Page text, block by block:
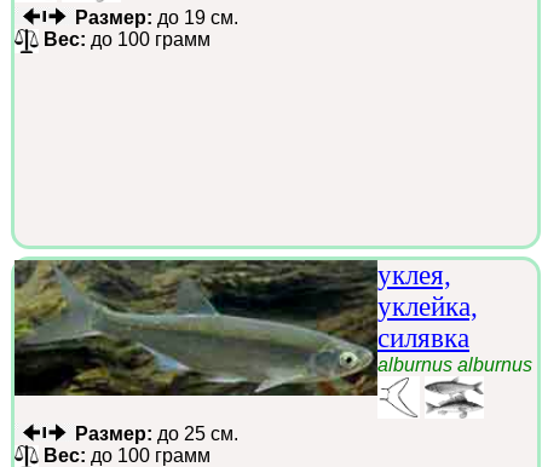
Размер: до 19 см.
Вес: до 100 грамм
уклея,
уклейка,
силявка
alburnus alburnus
Размер: до 25 см.
Вес: до 100 грамм